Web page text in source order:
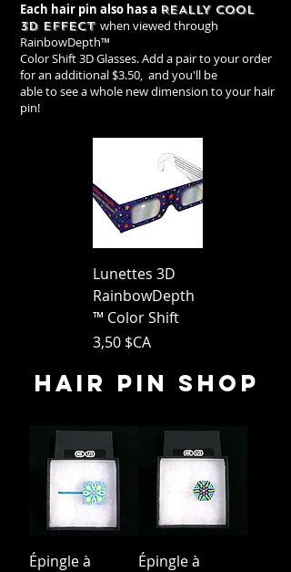
Each hair pin also has a REALLY COOL
3D EFFECT when viewed through
RainbowDepth™
Color Shift 3D Glasses.Add a pair to your order
for an additional $3.50, and you'll be
ableto see a whole new dimension to your hair
pin!
Lunettes 3D
RainbowDepth
™ Color Shift
Prix
3,50 $CA
hair pin shop
Épingle à
Épingle à